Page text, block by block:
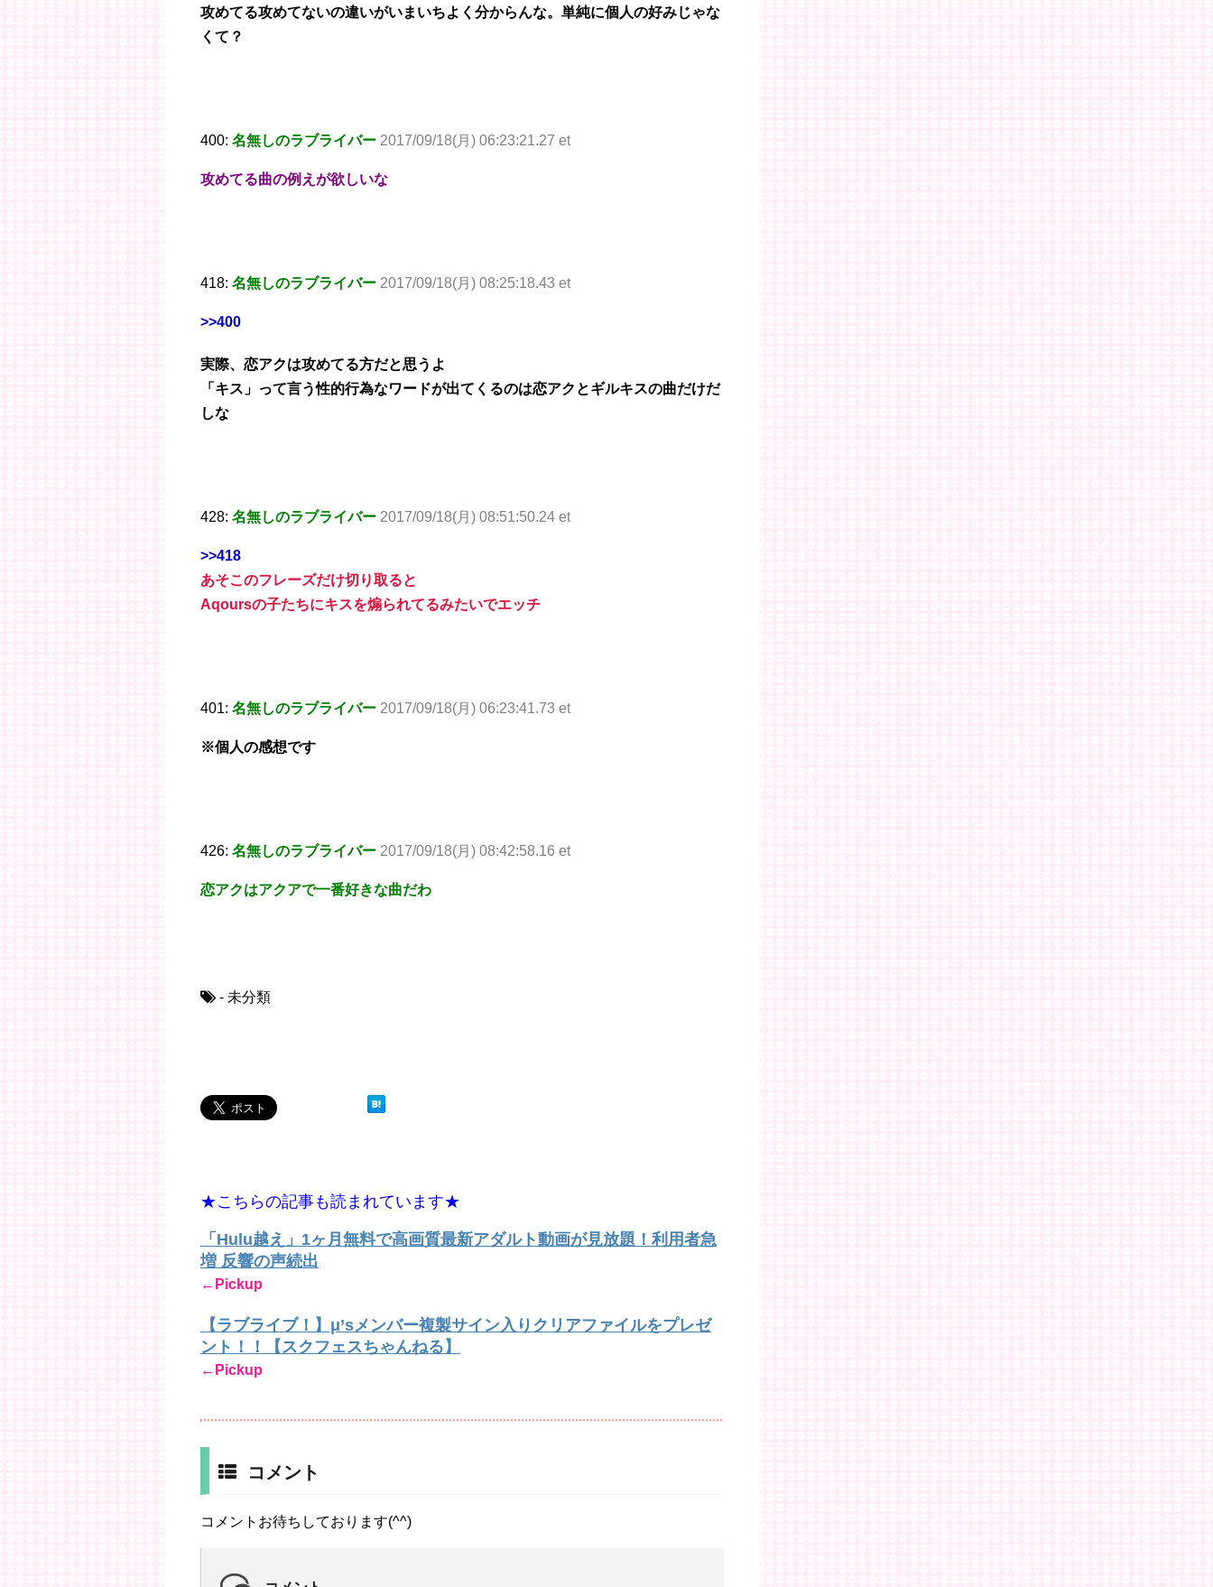
攻めてる攻めてないの違いがいまいちよく分からんな。単純に個人の好みじゃな
くて？
400: 名無しのラブライバー 2017/09/18(月) 06:23:21.27 et
攻めてる曲の例えが欲しいな
418: 名無しのラブライバー 2017/09/18(月) 08:25:18.43 et
>>400
実際、恋アクは攻めてる方だと思うよ
「キス」って言う性的行為なワードが出てくるのは恋アクとギルキスの曲だけだ
しな
428: 名無しのラブライバー 2017/09/18(月) 08:51:50.24 et
>>418
あそこのフレーズだけ切り取ると
Aqoursの子たちにキスを煽られてるみたいでエッチ
401: 名無しのラブライバー 2017/09/18(月) 06:23:41.73 et
※個人の感想です
426: 名無しのラブライバー 2017/09/18(月) 08:42:58.16 et
恋アクはアクアで一番好きな曲だわ
- 未分類
★こちらの記事も読まれています★
「Hulu越え」1ヶ月無料で高画質最新アダルト動画が見放題！利用者急
増 反響の声続出
←Pickup
【ラブライブ！】μ’sメンバー複製サイン入りクリアファイルをプレゼ
ント！！【スクフェスちゃんねる】
←Pickup
コメント
コメントお待ちしております(^^)